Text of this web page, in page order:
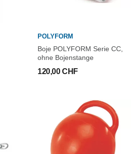
POLYFORM
Boje POLYFORM Serie CC,
ohne Bojenstange
120,00 CHF